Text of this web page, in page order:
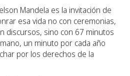
Mandela es la invitación de
esa vida no con ceremonias,
discursos, sino con 67 minutos
un minuto por cada año
por los derechos de la